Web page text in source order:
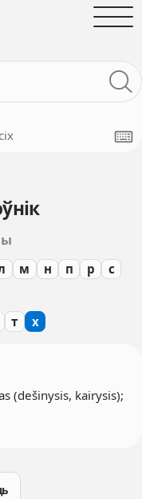
м н п р
с
т х
(dešinysis, kairysis);